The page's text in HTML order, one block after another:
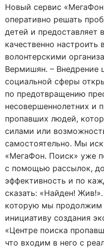
Новый сервис
оперативно решать
детей и предоставляет
качественно настроить
волонтерскими
Вермишян. – Внедрение
социальной сферы
по предотвращению
несовершеннолетних и
пропавших людей,
силами или
самостоятельно. Мы
«МегаФон. Поиск» уже
с помощью рассылок,
эффективность и по
сказать: «Найден!
которую мы продолжим
инициативу создания
«Центре поиска
что входим в него с